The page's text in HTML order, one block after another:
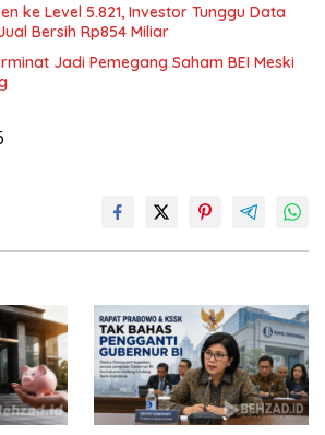
ke Level 5.821, Investor Tunggu Data
Bersih Rp854 Miliar
Jadi Pemegang Saham BEI Meski